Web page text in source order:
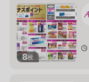
8枚